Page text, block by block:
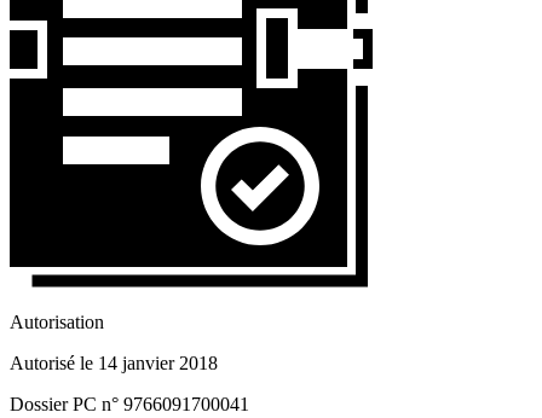
Autorisation
Autorisé le 14 janvier 2018
Dossier PC n° 9766091700041